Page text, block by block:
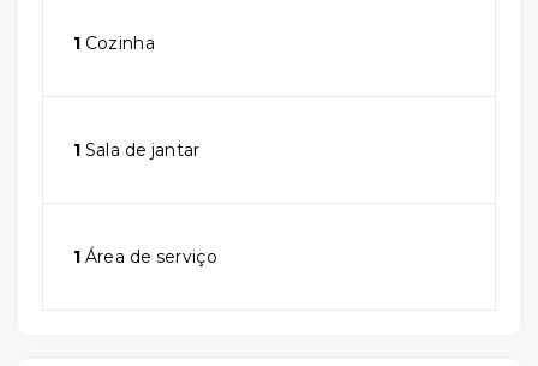
1 Cozinha
1 Sala de jantar
1 Área de serviço